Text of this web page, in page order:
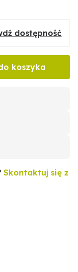
dostępność
koszyka
Skontaktuj się z